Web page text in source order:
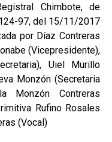
Chimbote, de
97, del 15/11/2017
por Díaz Contreras
(Vicepresidente),
Uiel Murillo
Monzón (Secretaria
Monzón Contreras
Rufino Rosales
(Vocal)